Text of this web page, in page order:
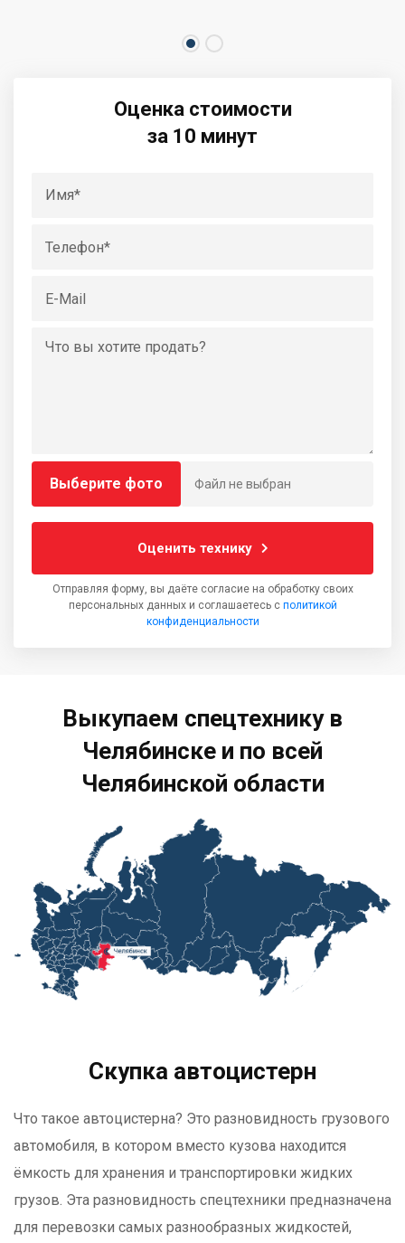
Оценка стоимости
за 10 минут
Выберите фото Файл не выбран
Оценить технику
Отправляя форму, вы даёте согласие на обработку своих
персональных данных и соглашаетесь с политикой
конфиденциальности
Выкупаем спецтехнику в
Челябинске и по всей
Челябинской области
Скупка автоцистерн
Что такое автоцистерна? Это разновидность грузового
автомобиля, в котором вместо кузова находится
ёмкость для хранения и транспортировки жидких
грузов. Эта разновидность спецтехники предназначена
для перевозки самых разнообразных жидкостей,